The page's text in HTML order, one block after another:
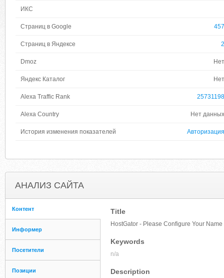
ИКС
Страниц в Google 457
Страниц в Яндексе 2
Dmoz Нет
Яндекс Каталог Нет
Alexa Traffic Rank 25731198
Alexa Country Нет данных
История изменения показателей Авторизация
АНАЛИЗ САЙТА
Контент
Информер
Посетители
Позиции
Title
HostGator - Please Configure Your
Keywords
n/a
Description